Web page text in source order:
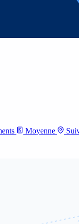
Moyenne